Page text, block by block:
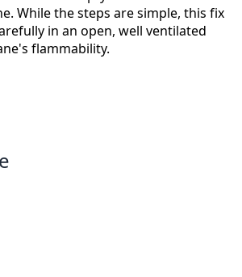
While the steps are simple, this fix
in an open, well ventilated
flammability.